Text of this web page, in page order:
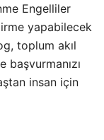
Engelliler
yapabilecek
toplum akıl
başvurmanızı
insan için